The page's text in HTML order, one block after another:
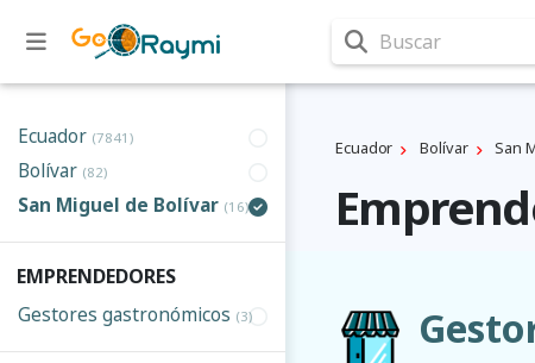
Buscar
Ecuador (7841)
Bolí­var (82)
San Miguel de Bolívar (16)
EMPRENDEDORES
Gestores gastronómicos (3)
Ecuador Bolí­var San